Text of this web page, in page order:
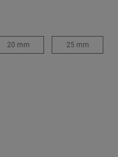
20 mm 25 mm